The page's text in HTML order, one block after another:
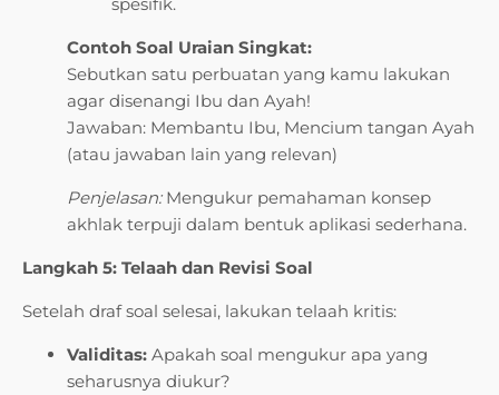
spesifik.
Contoh Soal Uraian Singkat:
Sebutkan satu perbuatan yang kamu lakukan
agar disenangi Ibu dan Ayah!
Jawaban: Membantu Ibu, Mencium tangan Ayah
(atau jawaban lain yang relevan)
Penjelasan:Mengukur pemahaman konsep
akhlak terpuji dalam bentuk aplikasi sederhana.
Langkah 5: Telaah dan Revisi Soal
Setelah draf soal selesai, lakukan telaah kritis:
Validitas: Apakah soal mengukur apa yang
seharusnya diukur?